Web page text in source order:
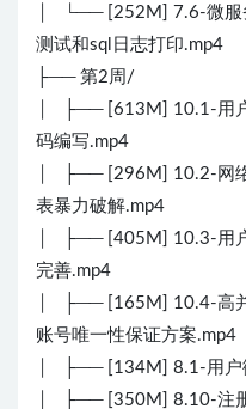
│ └── [252M] 7.6-微服
测试和sql日志打印.mp4
├── 第2周/
│ ├── [613M] 10.1-用
码编写.mp4
│ ├── [296M] 10.2-网
表暴力破解.mp4
│ ├── [405M] 10.3-用
完善.mp4
│ ├── [165M] 10.4-高
账号唯一性保证方案.mp4
│ ├── [134M] 8.1-用户
│ ├── [350M] 8.10-注